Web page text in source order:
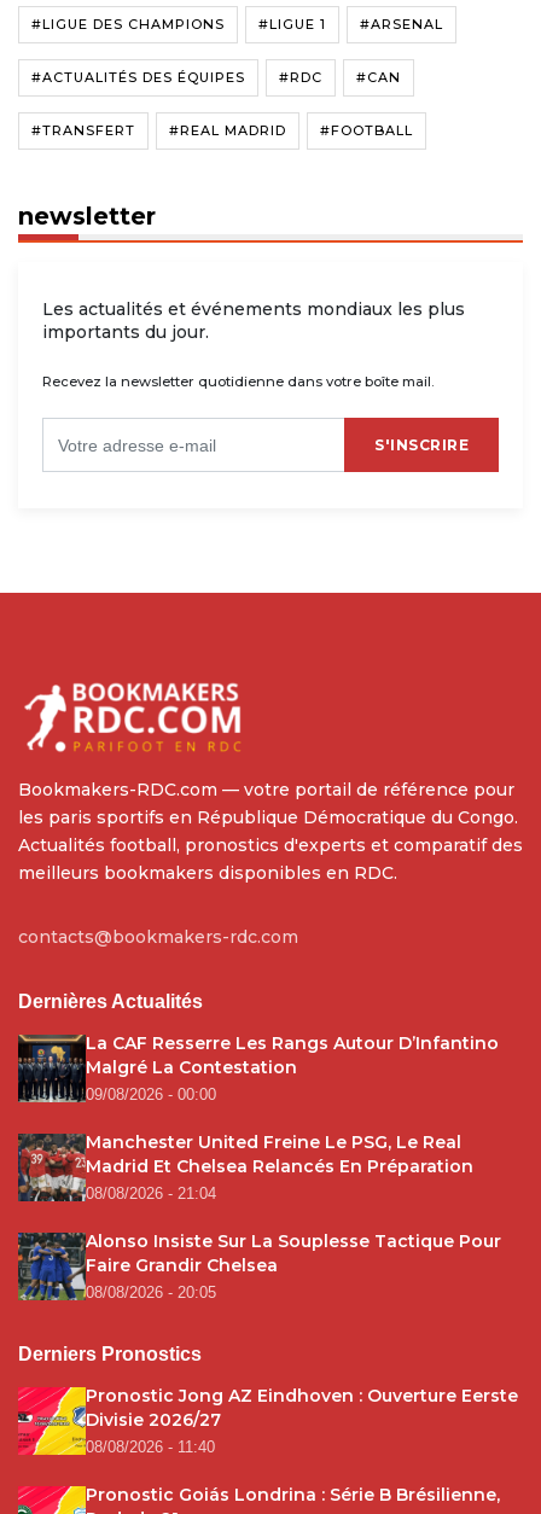
#LIGUE DES CHAMPIONS #LIGUE 1 #ARSENAL
#ACTUALITÉS DES ÉQUIPES #RDC #CAN
#TRANSFERT #REAL MADRID #FOOTBALL
newsletter
Les actualités et événements mondiaux les plus
importants du jour.
Recevez la newsletter quotidienne dans votre boîte mail.
S'INSCRIRE
Bookmakers-RDC.com — votre portail de référence pour
les paris sportifs en République Démocratique du Congo.
Actualités football, pronostics d'experts et comparatif des
meilleurs bookmakers disponibles en RDC.
contacts@bookmakers-rdc.com
Dernières Actualités
La CAF Resserre Les Rangs Autour D’Infantino
Malgré La Contestation
09/08/2026 - 00:00
Manchester United Freine Le PSG, Le Real
Madrid Et Chelsea Relancés En Préparation
08/08/2026 - 21:04
Alonso Insiste Sur La Souplesse Tactique Pour
Faire Grandir Chelsea
08/08/2026 - 20:05
Derniers Pronostics
Pronostic Jong AZ Eindhoven : Ouverture Eerste
Divisie 2026/27
08/08/2026 - 11:40
Pronostic Goiás Londrina : Série B Brésilienne,